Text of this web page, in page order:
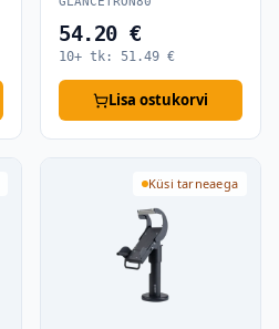
54.20 €
10+ tk: 51.49 €
Lisa ostukorvi
Küsi tarneaega